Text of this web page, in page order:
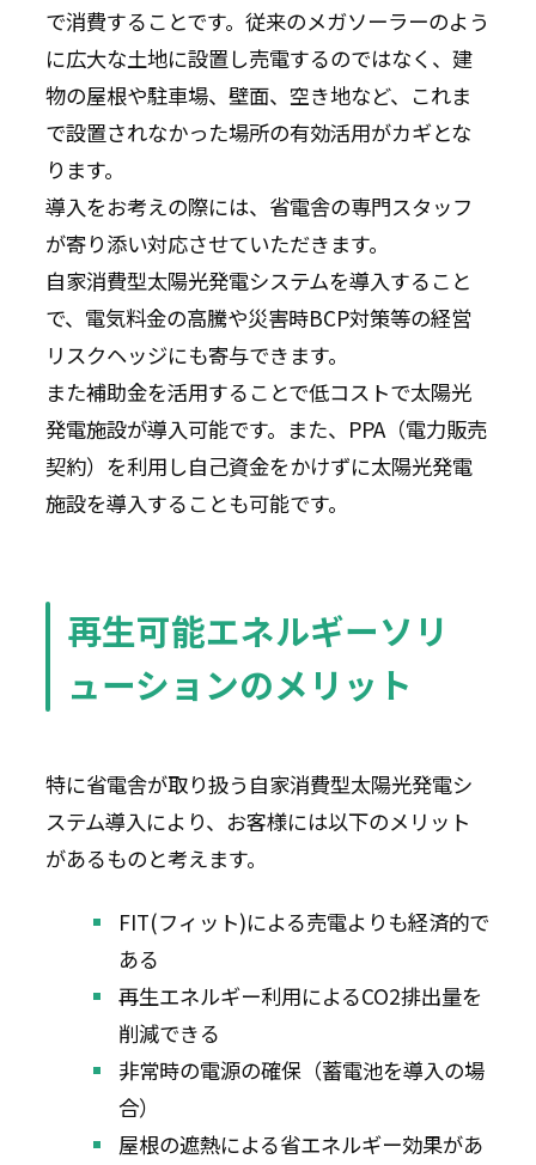
で消費することです。従来のメガソーラーのよう
に広大な土地に設置し売電するのではなく、建
物の屋根や駐車場、壁面、空き地など、これま
で設置されなかった場所の有効活用がカギとな
ります。
導入をお考えの際には、省電舎の専門スタッフ
が寄り添い対応させていただきます。
自家消費型太陽光発電システムを導入すること
で、電気料金の高騰や災害時BCP対策等の経営
リスクヘッジにも寄与できます。
また補助金を活用することで低コストで太陽光
発電施設が導入可能です。また、PPA（電力販売
契約）を利用し自己資金をかけずに太陽光発電
施設を導入することも可能です。
再生可能エネルギーソリ
ューションのメリット
特に省電舎が取り扱う自家消費型太陽光発電シ
ステム導入により、お客様には以下のメリット
があるものと考えます。
FIT(フィット)による売電よりも経済的で
ある
再生エネルギー利用によるCO2排出量を
削減できる
非常時の電源の確保（蓄電池を導入の場
合）
屋根の遮熱による省エネルギー効果があ